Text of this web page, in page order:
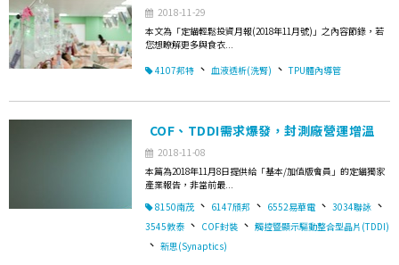
2018-11-29
本文為「定錨輕鬆投資月報(2018年11月號)」之內容節錄，若
您想瞭解更多與食衣...
4107邦特 、 血液透析(洗腎) 、 TPU體內導管
COF、TDDI需求爆發，封測廠營運增溫
2018-11-08
本篇為2018年11月8日提供給「基本/加值版會員」的定錨獨家
產業報告，非當前最...
8150南茂 、 6147頎邦 、 6552易華電 、 3034聯詠 、
3545敦泰 、 COF封裝 、 觸控暨顯示驅動整合型晶片(TDDI)
、 新思(Synaptics)